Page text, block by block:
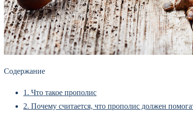
Содержание
1. Что такое прополис
2. Почему считается, что прополис должен